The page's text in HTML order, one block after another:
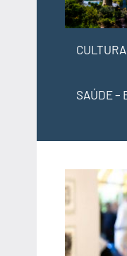
CULTURA
SAÚDE –